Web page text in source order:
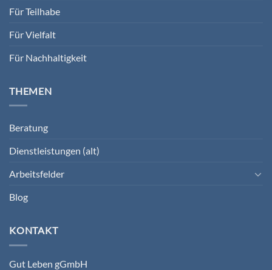
Für Teilhabe
Für Vielfalt
Für Nachhaltigkeit
THEMEN
Beratung
Dienstleistungen (alt)
Arbeitsfelder
Blog
KONTAKT
Gut Leben gGmbH